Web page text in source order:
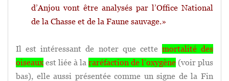
d’Anjou vont être analysés par l’Office National
de la Chasse et de la Faune sauvage.»
Il est intéressant de noter que cette mortalité des
oiseaux est liée à la raréfaction de l’oxygène (voir plus
bas), elle aussi présentée comme un signe de la Fin